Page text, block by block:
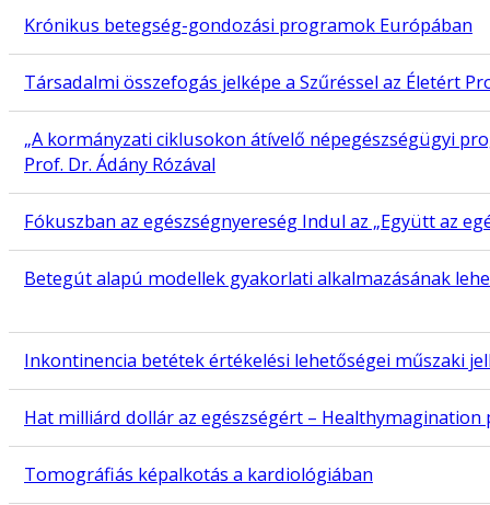
Krónikus betegség-gondozási programok Európában
Társadalmi összefogás jelképe a Szűréssel az Életért
„A kormányzati ciklusokon átívelő népegészségügyi
Prof. Dr. Ádány Rózával
Fókuszban az egészségnyereség Indul az „Együtt az
Betegút alapú modellek gyakorlati alkalmazásának
Inkontinencia betétek értékelési lehetőségei műszaki
Hat milliárd dollár az egészségért –
Tomográfiás képalkotás a kardiológiában